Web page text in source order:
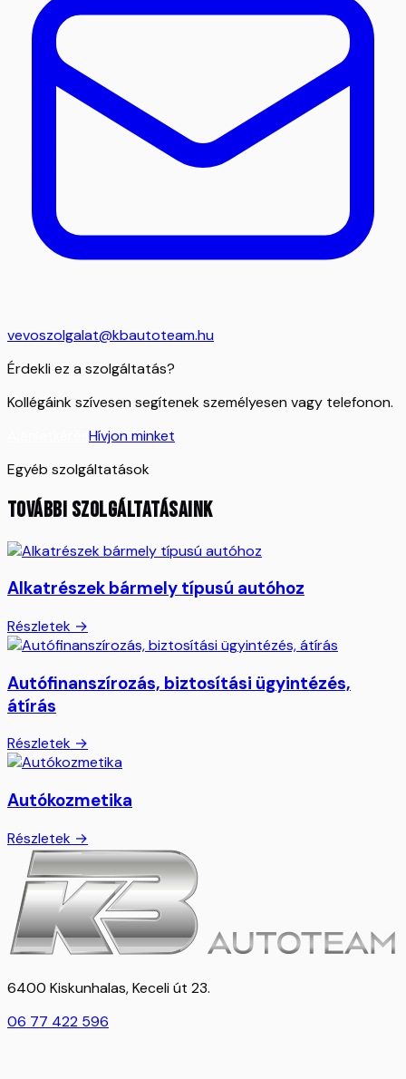
vevoszolgalat@kbautoteam.hu
Érdekli ez a szolgáltatás?
Kollégáink szívesen segítenek személyesen vagy telefonon.
Hívjon minket
Egyéb szolgáltatások
TOVÁBBI SZOLGÁLTATÁSAINK
Alkatrészek bármely típusú autóhoz
Részletek →
Autófinanszírozás, biztosítási ügyintézés,
átírás
Részletek →
Autókozmetika
Részletek →
6400 Kiskunhalas, Keceli út 23.
06 77 422 596